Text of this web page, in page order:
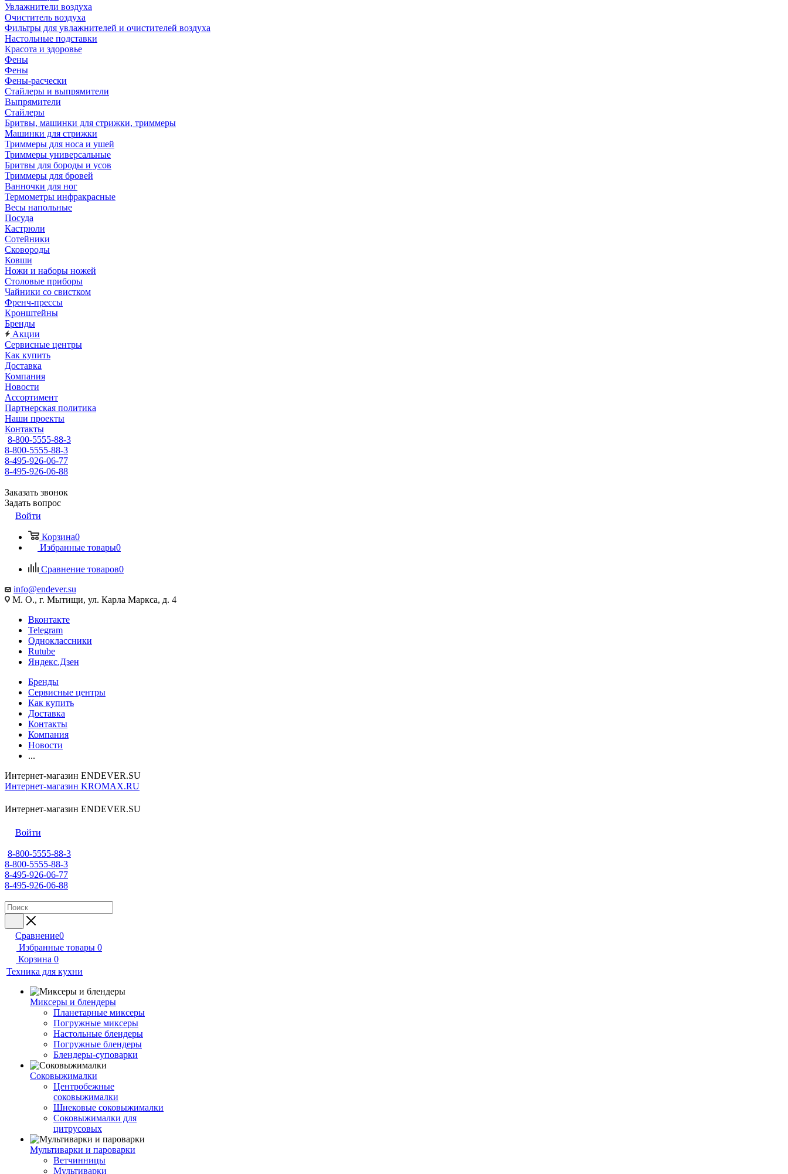
Увлажнители воздуха
Очиститель воздуха
Фильтры для увлажнителей и очистителей воздуха
Настольные подставки
Красота и здоровье
Фены
Фены
Фены-расчески
Стайлеры и выпрямители
Выпрямители
Стайлеры
Бритвы, машинки для стрижки, триммеры
Машинки для стрижки
Триммеры для носа и ушей
Триммеры универсальные
Бритвы для бороды и усов
Триммеры для бровей
Ванночки для ног
Термометры инфракрасные
Весы напольные
Посуда
Кастрюли
Сотейники
Сковороды
Ковши
Ножи и наборы ножей
Столовые приборы
Чайники со свистком
Френч-прессы
Кронштейны
Бренды
Акции
Сервисные центры
Как купить
Доставка
Компания
Новости
Ассортимент
Партнерская политика
Наши проекты
Контакты
8-800-5555-88-3
8-800-5555-88-3
8-495-926-06-77
8-495-926-06-88
Заказать звонок
Задать вопрос
Войти
Корзина0
Избранные товары0
Сравнение товаров0
info@endever.su
М. О., г. Мытищи, ул. Карла Маркса, д. 4
Вконтакте
Telegram
Одноклассники
Rutube
Яндекс.Дзен
Бренды
Сервисные центры
Как купить
Доставка
Контакты
Компания
Новости
...
Интернет-магазин ENDEVER.SU
Интернет-магазин KROMAX.RU
Интернет-магазин ENDEVER.SU
Войти
8-800-5555-88-3
8-800-5555-88-3
8-495-926-06-77
8-495-926-06-88
Сравнение0
Избранные товары 0
Корзина 0
Техника для кухни
Миксеры и блендеры
Планетарные миксеры
Погружные миксеры
Настольные блендеры
Погружные блендеры
Блендеры-суповарки
Соковыжималки
Центробежные
соковыжималки
Шнековые соковыжималки
Соковыжималки для
цитрусовых
Мультиварки и пароварки
Ветчинницы
Мультиварки